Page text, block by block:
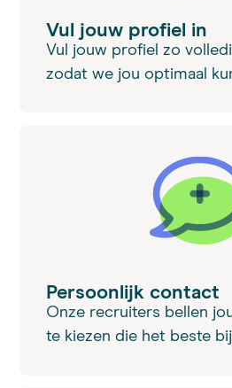
Vul jouw profiel in
Vul jouw profiel zo
zodat we jou optimaal
Persoonlijk contact
Onze recruiters bellen
te kiezen die het beste